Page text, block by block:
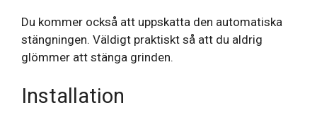
Du kommer också att uppskatta den automatiska
stängningen. Väldigt praktiskt så att du aldrig
glömmer att stänga grinden.
Installation